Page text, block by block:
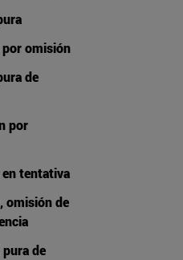
omisión
de
por
tentativa
omisión de
de